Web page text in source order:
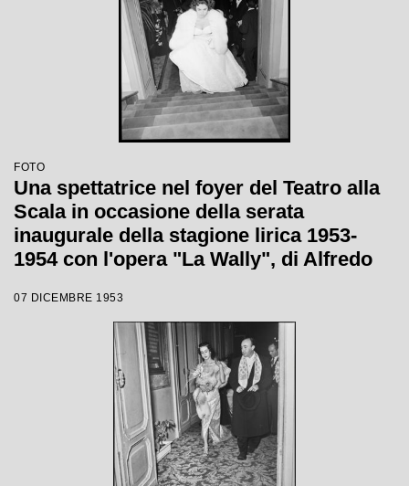
FOTO
Una spettatrice nel foyer del Teatro alla
Scala in occasione della serata
inaugurale della stagione lirica 1953-
1954 con l'opera "La Wally", di Alfredo
con la regia di Tatiana Pavlova
07 DICEMBRE 1953